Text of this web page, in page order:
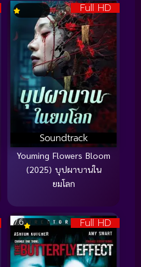
Full HD
Soundtrack
Youming Flowers Bloom
(2025) บุปผาบานใน
ยมโลก
Full HD
7.6